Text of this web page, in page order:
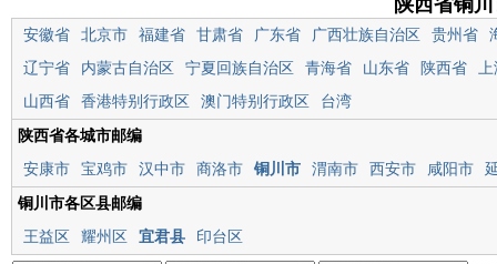
陕西省铜
安徽省 北京市 福建省 甘肃省 广东省 广西壮族自治区 贵州省
辽宁省
内蒙古自治区 宁夏回族自治区 青海省 山东省 陕西省
上
山西省
香港特别行政区 澳门特别行政区 台湾
陕西省各城市邮编
安康市
宝鸡市 汉中市 商洛市 铜川市 渭南市 西安市 咸阳市
铜川市各区县邮编
王益区
耀州区 宜君县 印台区